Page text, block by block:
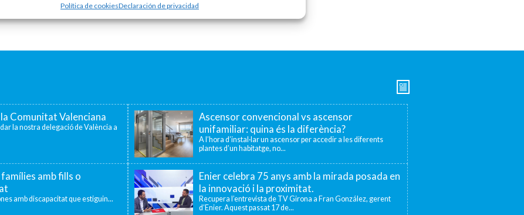
Política de cookiesDeclaración de privacidad
la Comunitat Valenciana
la nostra delegació de València a
Ascensor convencional vs ascensor
unifamiliar: quina és la diferència?
A l’hora d’instal·lar un ascensor per accedir a les diferents
plantes d’un habitatge, no...
amb fills o
amb discapacitat que estiguin...
Enier celebra 75 anys amb la mirada posada en
la innovació i la proximitat.
Recupera l’entrevista de TV Girona a Fran González, gerent
d’Enier. Aquest passat 17 de...